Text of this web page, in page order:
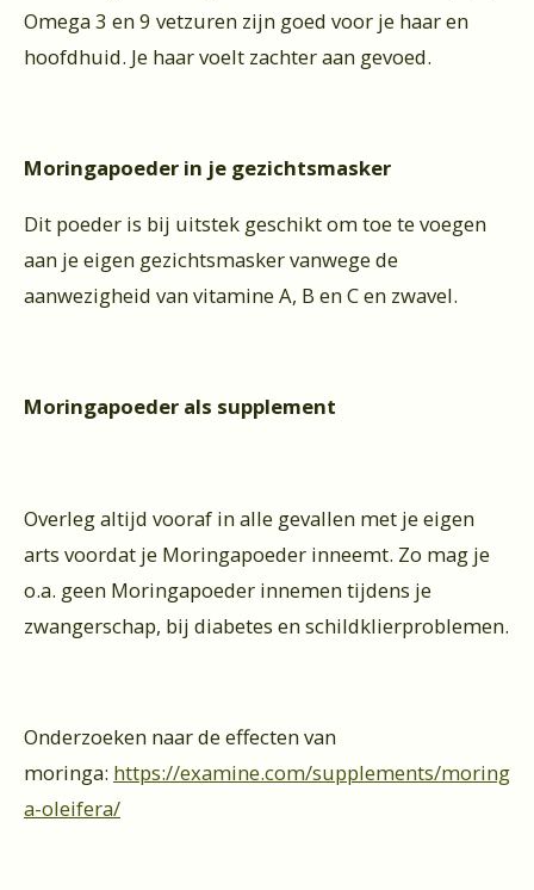
Omega 3 en 9 vetzuren zijn goed voor je haar en
hoofdhuid. Je haar voelt zachter aan gevoed.
Moringapoeder in je gezichtsmasker
Dit poeder is bij uitstek geschikt om toe te voegen
aan je eigen gezichtsmasker vanwege de
aanwezigheid van vitamine A, B en C en zwavel.
Moringapoeder als supplement
Overleg altijd vooraf in alle gevallen met je eigen
arts voordat je Moringapoeder inneemt. Zo mag je
o.a. geen Moringapoeder innemen tijdens je
zwangerschap, bij diabetes en schildklierproblemen.
Onderzoeken naar de effecten van
moringa: https://examine.com/supplements/moring
a-oleifera/